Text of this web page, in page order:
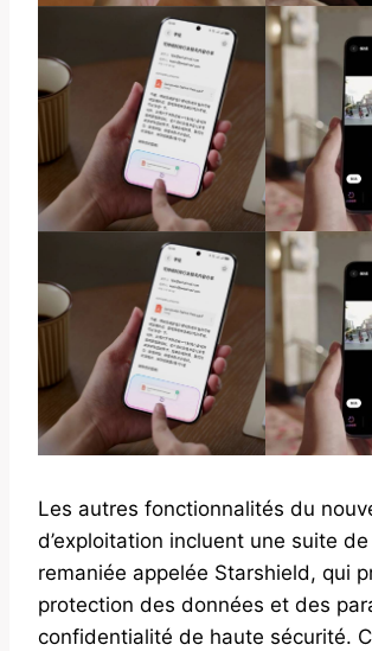
Les autres fonctionnalités du
d’exploitation incluent une suite
remaniée appelée Starshield, qui
protection des données et des
confidentialité de haute sécurité.